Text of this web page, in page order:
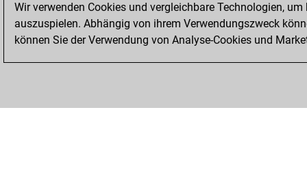
Wir verwenden Cookies und vergleichbare Technologien,
auszuspielen. Abhängig von ihrem Verwendungszweck
können Sie der Verwendung von Analyse-Cookies und